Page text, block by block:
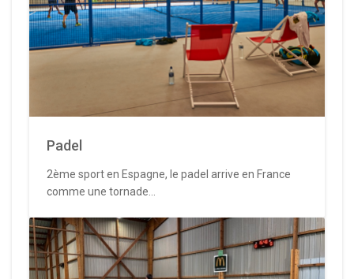
Padel
2ème sport en Espagne, le padel arrive en France
comme une tornade...